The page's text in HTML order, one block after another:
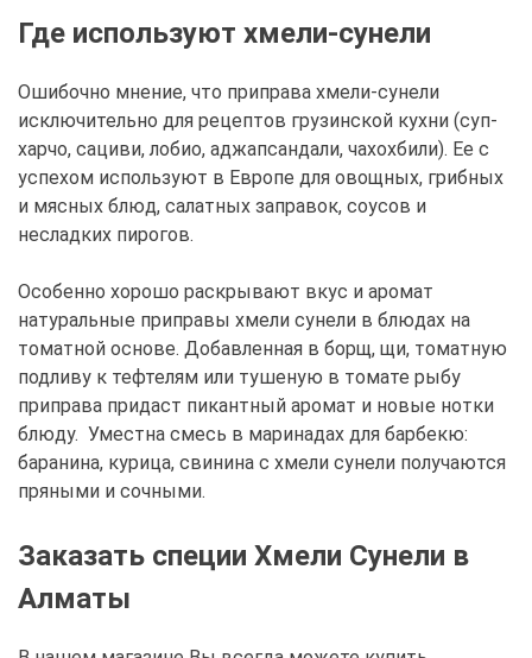
Где используют хмели-сунели
Ошибочно мнение, что приправа хмели-сунели
исключительно для рецептов грузинской кухни (суп-
харчо, сациви, лобио, аджапсандали, чахохбили). Ее с
успехом используют в Европе для овощных, грибных
и мясных блюд, салатных заправок, соусов и
несладких пирогов.
Особенно хорошо раскрывают вкус и аромат
натуральные приправы хмели сунели в блюдах на
томатной основе. Добавленная в борщ, щи, томатную
подливу к тефтелям или тушеную в томате рыбу
приправа придаст пикантный аромат и новые нотки
блюду. Уместна смесь в маринадах для барбекю:
баранина, курица, свинина с хмели сунели получаются
пряными и сочными.
Заказать специи Хмели Сунели в
Алматы